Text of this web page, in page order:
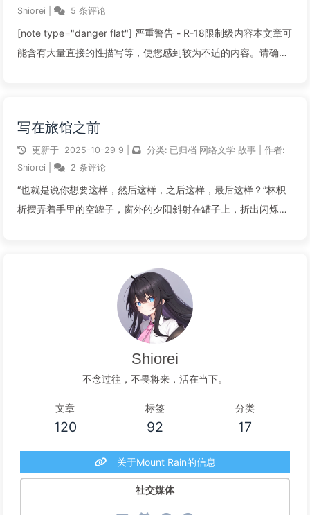
Shiorei
5 条评论
[note type="danger flat"] 严重警告 - R-18限制级内容本文章可
能含有大量直接的性描写等，使您感到较为不适的内容。请确定
阅读全文...
写在旅馆之前
更新于 2025-10-29 9 分类: 已归档 网络文学 故事
作者:
Shiorei
2 条评论
“也就是说你想要这样，然后这样，之后这样，最后这样？”林枳
析摆弄着手里的空罐子，窗外的夕阳斜射在罐子上，折出闪烁的
许…吧？我不想留下那些不算...
Shiorei
不念过往，不畏将来，活在当下。
文章
120
标签
92
分类
17
关于Mount Rain的信息
社交媒体